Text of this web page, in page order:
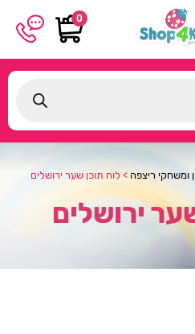
0
ומשחקי ריצפה > לוח תוכן שער ירושלים
ירושלים